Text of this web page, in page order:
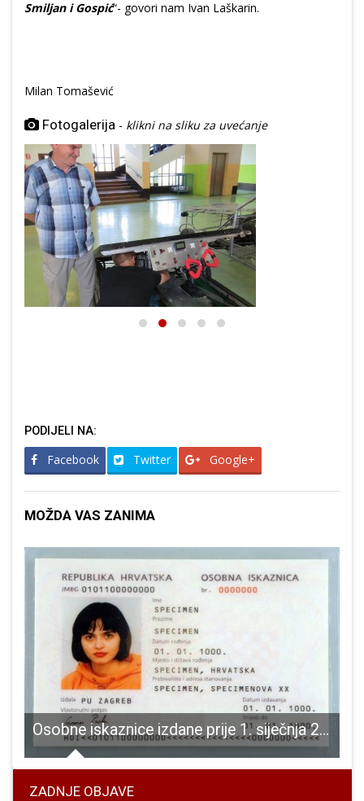
Smiljan i Gospić“- govori nam Ivan Laškarin.
Milan Tomašević
Fotogalerija - klikni na sliku za uvećanje
PODIJELI NA:
Facebook Twitter Google+
MOŽDA VAS ZANIMA
Osobne iskaznice izdane prije 1. siječnja 2003. s trajnim rokom važenja prestaju vrijediti 3. kolovoza 2026.
ZADNJE OBJAVE